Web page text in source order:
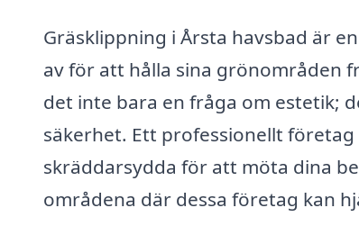
Gräsklippning i Årsta havsbad är
av för att hålla sina grönområden
det inte bara en fråga om estetik;
säkerhet. Ett professionellt
skräddarsydda för att möta dina
områdena där dessa företag kan